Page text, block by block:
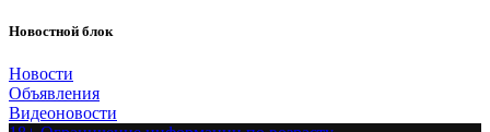
Новостной блок
Новости
Объявления
Видеоновости